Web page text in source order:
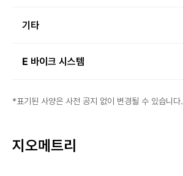
기타
E 바이크 시스템
*표기된 사양은 사전 공지 없이 변경될 수 있습니다.
지오메트리